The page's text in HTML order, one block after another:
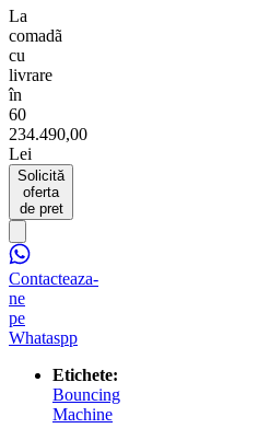
La
comadã
cu
livrare
în
60
234.490,00
Lei
Solicită
oferta
de pret
Contacteaza-
ne
pe
Whataspp
Etichete:
Bouncing
Machine